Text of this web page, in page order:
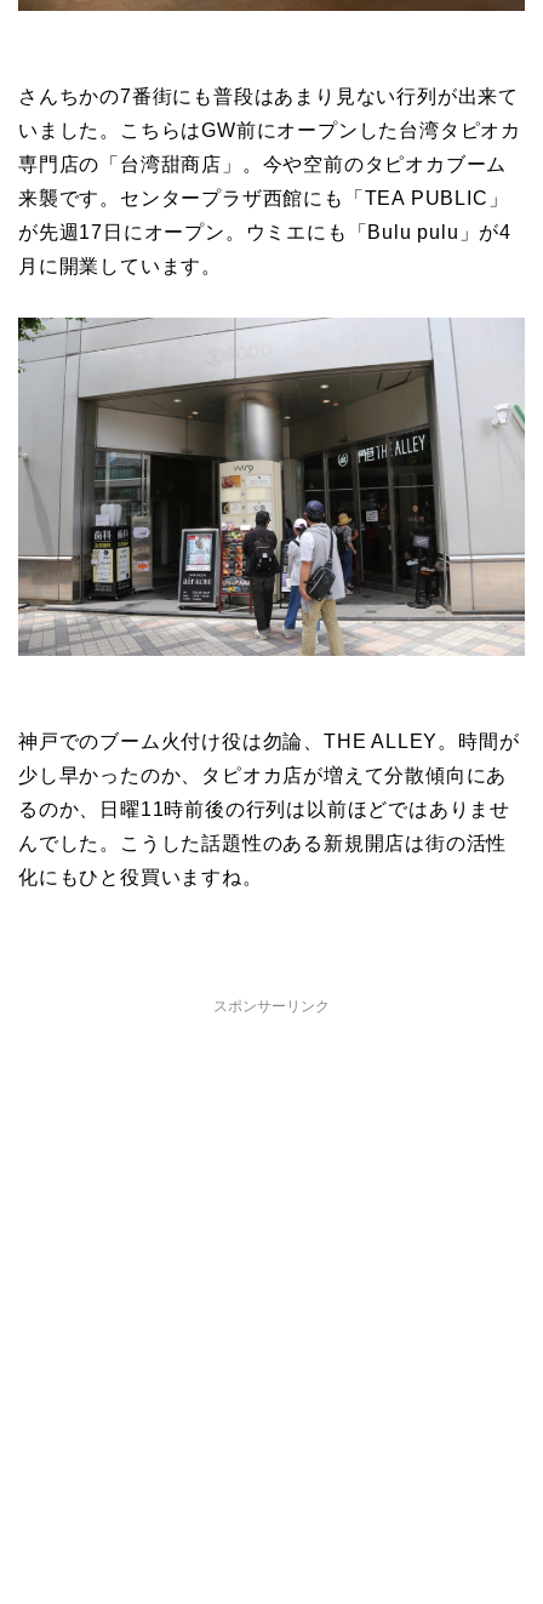
さんちかの7番街にも普段はあまり見ない行列が出来て
いました。こちらはGW前にオープンした台湾タピオカ
専門店の「台湾甜商店」。今や空前のタピオカブーム
来襲です。センタープラザ西館にも「TEA PUBLIC」
が先週17日にオープン。ウミエにも「Bulu pulu」が4
月に開業しています。
神戸でのブーム火付け役は勿論、THE ALLEY。時間が
少し早かったのか、タピオカ店が増えて分散傾向にあ
るのか、日曜11時前後の行列は以前ほどではありませ
んでした。こうした話題性のある新規開店は街の活性
化にもひと役買いますね。
スポンサーリンク